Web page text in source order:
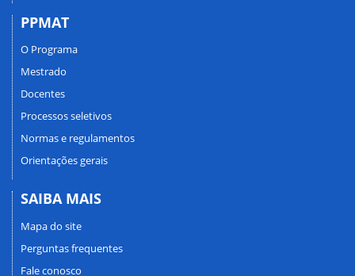
PPMAT
O Programa
Mestrado
Docentes
Processos seletivos
Normas e regulamentos
Orientações gerais
SAIBA MAIS
Mapa do site
Perguntas frequentes
Fale conosco